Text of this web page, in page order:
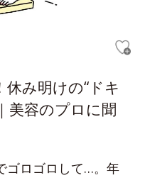
み明けの“ドキ
美容のプロに聞
ゴロゴロして…。年